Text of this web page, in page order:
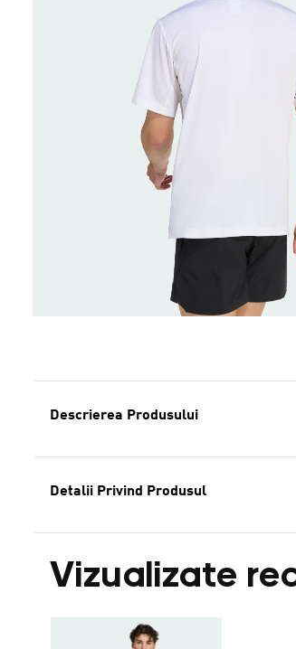
Descrierea Produsului
Detalii Privind Produsul
Vizualizate